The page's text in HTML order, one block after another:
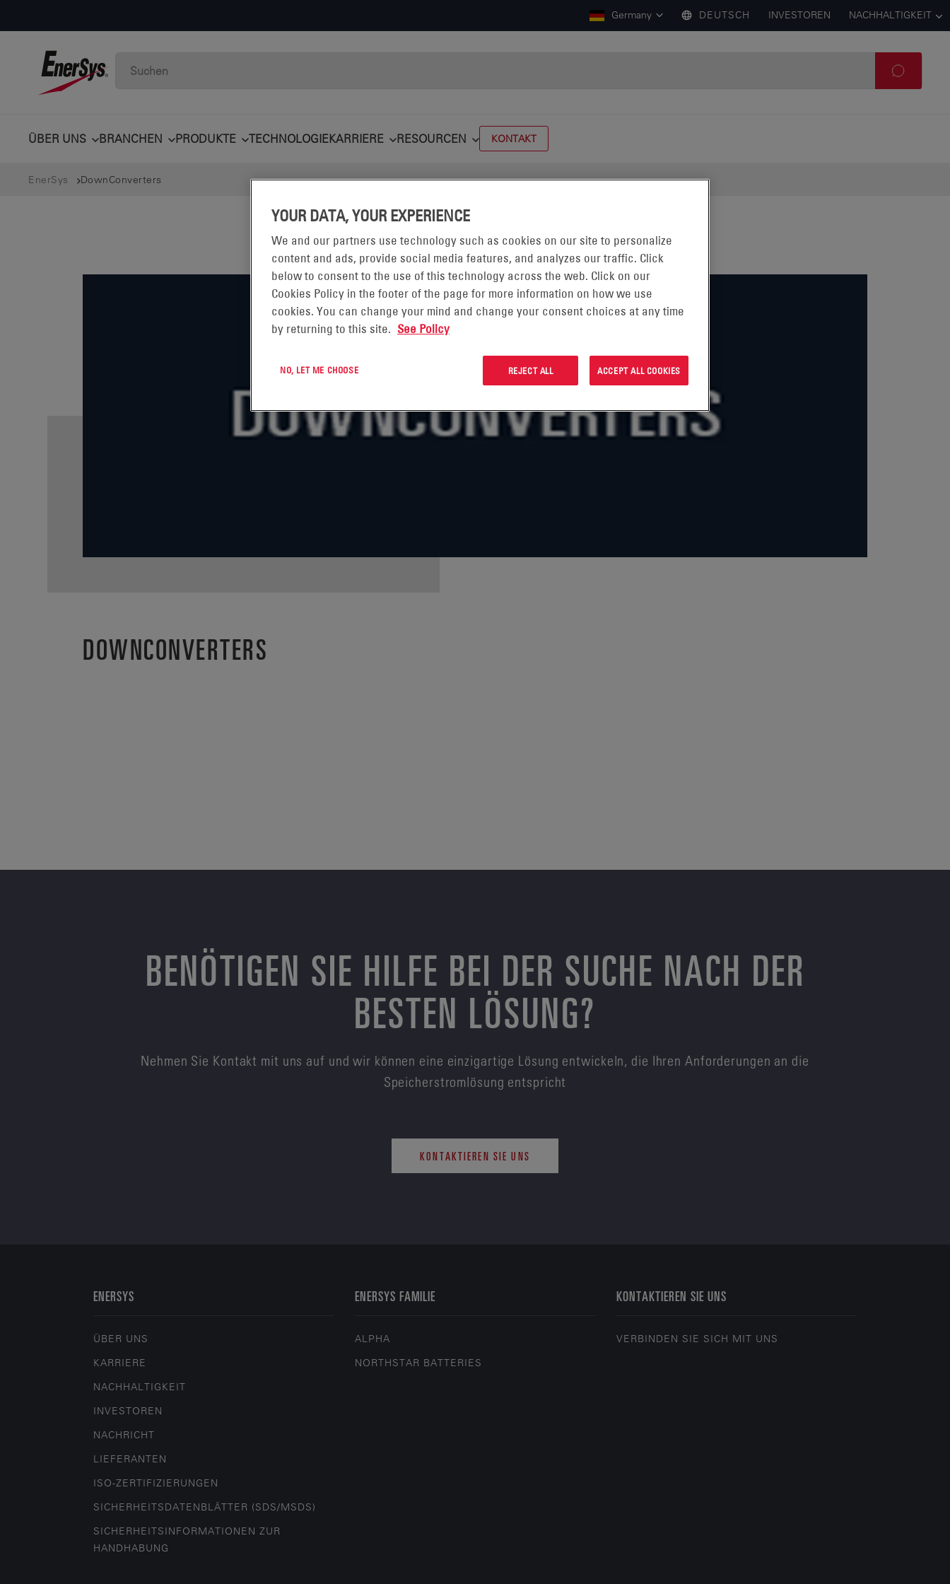
Germany DEUTSCH INVESTOREN NACHHALTIGKEIT
ÜBER UNS BRANCHEN PRODUKTE TECHNOLOGIEKARRIERE RESOURCEN KONTAKT
EnerSys DownConverters
DOWNCONVERTERS
BENÖTIGEN SIE HILFE BEI DER SUCHE NACH DER
BESTEN LÖSUNG?
Nehmen Sie Kontakt mit uns auf und wir können eine einzigartige Lösung entwickeln, die Ihren Anforderungen an die
Speicherstromlösung entspricht
KONTAKTIEREN SIE UNS
ENERSYS
ÜBER UNS
KARRIERE
NACHHALTIGKEIT
INVESTOREN
NACHRICHT
LIEFERANTEN
ISO-ZERTIFIZIERUNGEN
SICHERHEITSDATENBLÄTTER (SDS/MSDS)
SICHERHEITSINFORMATIONEN ZUR
HANDHABUNG
ENERSYS FAMILIE
ALPHA
NORTHSTAR BATTERIES
KONTAKTIEREN SIE UNS
VERBINDEN SIE SICH MIT UNS
YOUR DATA, YOUR EXPERIENCE
We and our partners use technology such as cookies on our site to personalize
content and ads, provide social media features, and analyzes our traffic. Click
below to consent to the use of this technology across the web. Click on our
Cookies Policy in the footer of the page for more information on how we use
cookies. You can change your mind and change your consent choices at any time
by returning to this site. See Policy
NO, LET ME CHOOSE REJECT ALL ACCEPT ALL COOKIES